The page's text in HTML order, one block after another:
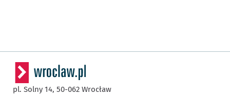
pl. Solny 14, 50-062 Wrocław